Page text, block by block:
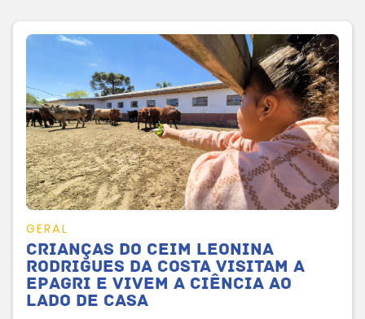
GERAL
Crianças do Ceim Leonina
Rodrigues da Costa visitam a
Epagri e vivem a ciência ao
lado de casa